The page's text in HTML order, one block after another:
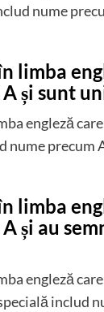
nume
limba
și sunt
engleză
nume precum
limba
și au
engleză
includ